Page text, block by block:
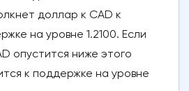
доллар к CAD к
на уровне 1.2100. Если
опустится ниже этого
к поддержке на уровне